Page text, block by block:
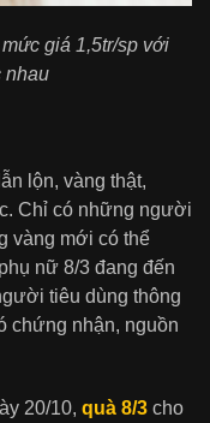
giá 1,5tr/sp với
nhau
lộn, vàng thật,
Chỉ có những người
vàng mới có thể
nữ 8/3 đang đến
tiêu dùng thông
chứng nhận, nguồn
20/10, quà 8/3 cho